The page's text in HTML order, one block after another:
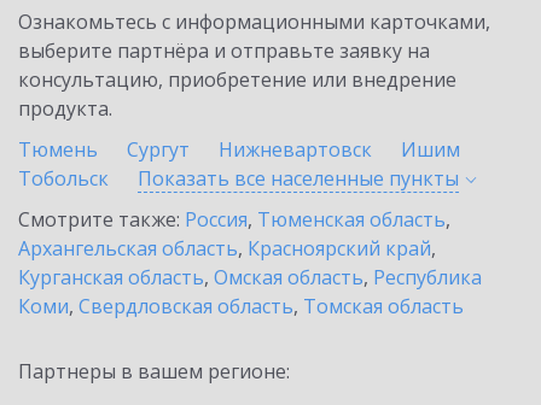
Ознакомьтесь с информационными карточками,
выберите партнёра и отправьте заявку на
консультацию, приобретение или внедрение
продукта.
Тюмень
Сургут Нижневартовск
Ишим
Тобольск
Показать все населенные пункты
Смотрите также: Россия, Тюменская область,
Архангельская область, Красноярский край,
Курганская область, Омская область, Республика
Коми, Свердловская область, Томская область
Партнеры в вашем регионе: